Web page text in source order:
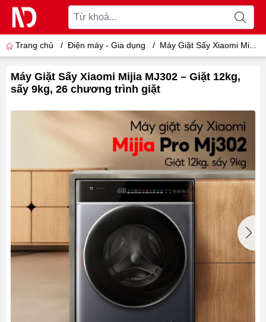
Trang chủ / Điện máy - Gia dụng / Máy Giặt Sấy Xiaomi Mi...
Máy Giặt Sấy Xiaomi Mijia MJ302 – Giặt 12kg,
sấy 9kg, 26 chương trình giặt